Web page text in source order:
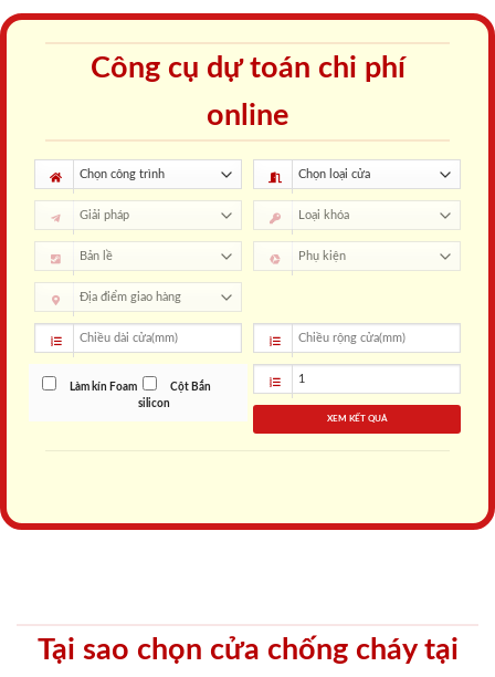
Công cụ dự toán chi phí
online
Làm kín Foam
Cột Bắn
silicon
XEM KẾT QUẢ
Tại sao chọn cửa chống cháy tại